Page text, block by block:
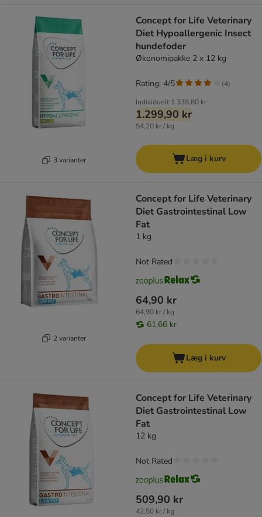
3 varianter
Concept for Life Veterinary
Diet Hypoallergenic Insect
hundefoder
Økonomipakke 2 x 12 kg
Individuelt 1.339,80 kr
1.299,90 kr
54,20 kr / kg
Rating: 4/5 (4)
Læg i kurv
2 varianter
Concept for Life Veterinary
Diet Gastrointestinal Low
Fat
1 kg
64,90 kr
64,90 kr / kg
61,66 kr
Not Rated
Læg i kurv
Concept for Life Veterinary
Diet Gastrointestinal Low
Fat
12 kg
509,90 kr
42,50 kr / kg
Not Rated